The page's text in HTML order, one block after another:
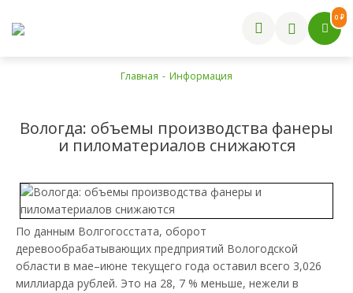
0 ₽
Главная - Информация
Вологда: объемы производства фанеры
и пиломатериалов снижаются
По данным Волгогосстата, оборот
деревообрабатывающих предприятий Вологодской
области в мае–июне текущего года оставил всего 3,026
миллиарда рублей. Это на 28, 7 % меньше, нежели в